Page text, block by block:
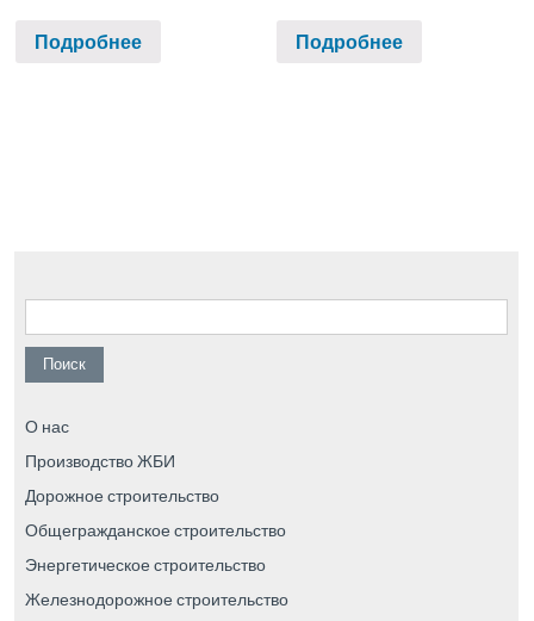
Подробнее Подробнее
Найти:
О нас
Производство ЖБИ
Дорожное строительство
Общегражданское строительство
Энергетическое строительство
Железнодорожное строительство